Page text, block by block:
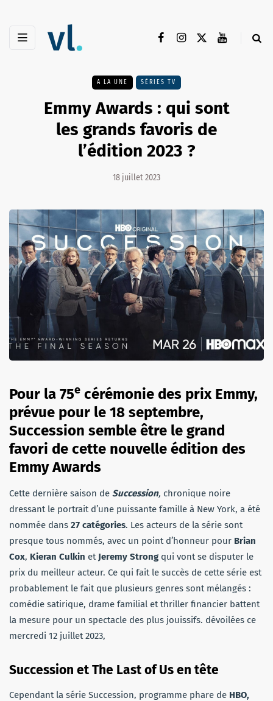
A LA UNE SÉRIES TV
Emmy Awards : qui sont
les grands favoris de
l’édition 2023 ?
18 juillet 2023
Pour la 75e cérémonie des prix Emmy,
prévue pour le 18 septembre,
Succession semble être le grand
favori de cette nouvelle édition des
Emmy Awards
Cette dernière saison de Succession, chronique noire
dressant le portrait d’une puissante famille à New York, a été
nommée dans 27 catégories. Les acteurs de la série sont
presque tous nommés, avec un point d’honneur pour Brian
Cox, Kieran Culkin et Jeremy Strongqui vont se disputer le
prix du meilleur acteur. Ce qui fait le succès de cette série est
probablement le fait que plusieurs genres sont mélangés :
comédie satirique, drame familial et thriller financier battent
la mesure pour un spectacle des plus jouissifs. dévoilées ce
mercredi 12 juillet 2023,
Succession et The Last of Us en tête
Cependant la série Succession, programme phare de HBO,